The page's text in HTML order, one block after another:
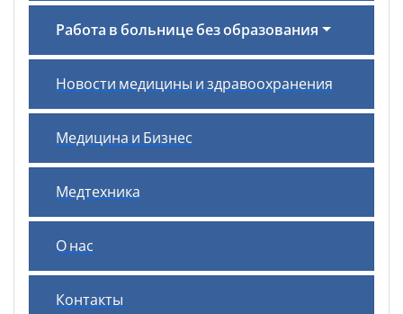
Работа в больнице без образования
Новости медицины и здравоохранения
Медицина и Бизнес
Медтехника
О нас
Контакты